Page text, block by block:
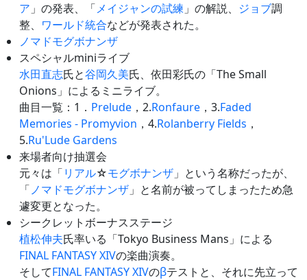
ア 」の発表、「メイジャンの試練 」の解説、 ジョブ調
整、 ワールド統合などが発表された。
ノマドモグボナンザ
スペシャルminiライブ
水田直志氏と谷岡久美氏、依田彩氏の「The Small
Onions」によるミニライブ。
曲目一覧：1． Prelude ，2.Ronfaure ，3.Faded
Memories - Promyvion ，4.Rolanberry Fields ，
5.Ru'Lude Gardens
来場者向け抽選会
元々は「リアル☆モグボナンザ 」という名称だったが、
「ノマドモグボナンザ 」と名前が被ってしまったため急
遽変更となった。
シークレットボーナスステージ
植松伸夫氏率いる「Tokyo Business Mans」による
FINAL FANTASY XIVの楽曲演奏。
そしてFINAL FANTASY XIVのβテストと、それに先立って